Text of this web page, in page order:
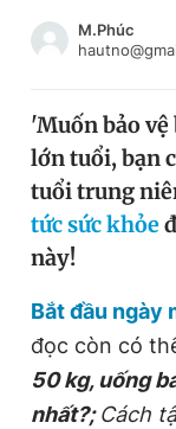
Chào ngày mới
Video
Sản phẩm khác
Tiện ích
Thông tin tòa
Đăng xuất
M.Phúc
'Muốn bảo
lớn tuổi, bạn
tuổi trung
tức sức khỏe
này!
Bắt đầu ngày
đọc còn có
50 kg, uống
nhất?;Cách